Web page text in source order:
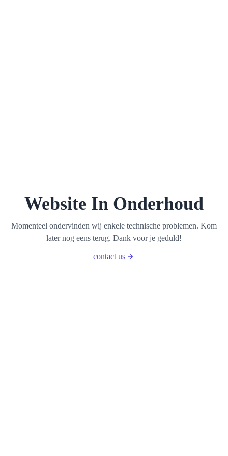
Website In Onderhoud
Momenteel ondervinden wij enkele technische problemen. Kom
later nog eens terug. Dank voor je geduld!
contact us